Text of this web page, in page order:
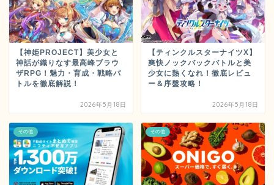
【神姫PROJECT】美少女と
神話が織りなす最高峰ブラウ
ザRPG！魅力・育成・戦略バ
トルを徹底解説！
2026年5月18日
【ティンクルスターナイツX】
爽快ノックバックバトルと美
少女に熱くなれ！徹底レビュ
ー＆序盤攻略！
2026年5月18日
その他 その他